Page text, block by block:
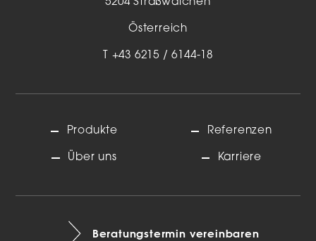
5204 Straßwalchen
Österreich
T +43 6215 / 6144-18
Produkte
Über uns
Referenzen
Karriere
Beratungstermin vereinbaren